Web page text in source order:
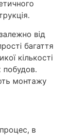
від
багаття
кількості
побудов.
монтажу
в